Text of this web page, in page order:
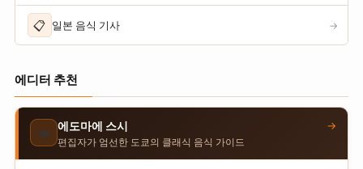
📋 일본 음식 기사 →
에디터 추천
🍣 에도마에 스시
편집자가 엄선한 도쿄의 클래식 음식 가이드
→